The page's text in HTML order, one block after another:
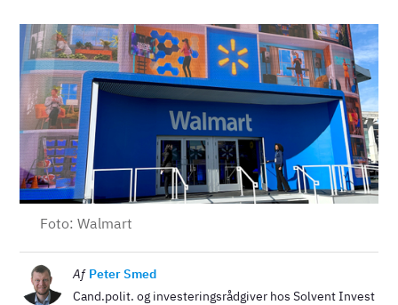
Billede
Foto: Walmart
Billede Af Peter Smed
Cand.polit. og investeringsrådgiver hos Solvent Invest